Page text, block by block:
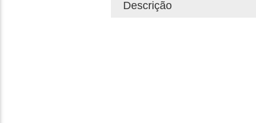
Descrição